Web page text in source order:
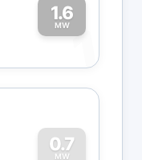
1.6
MW1
0.7
MW